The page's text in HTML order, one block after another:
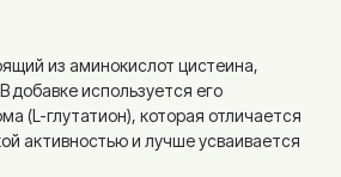
из аминокислот цистеина,
добавке используется его
(L-глутатион), которая отличается
активностью и лучше усваивается